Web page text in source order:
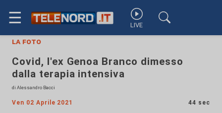
☰ LIVE
la foto
Covid, l'ex Genoa Branco dimesso
dalla terapia intensiva
di Alessandro Bacci
Ven 02 Aprile 2021 44 sec